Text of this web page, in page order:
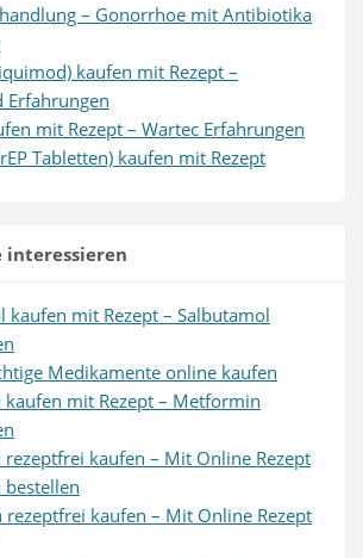
– Gonorrhoe mit Antibiotika
kaufen mit Rezept –
mit Rezept – Wartec Erfahrungen
Tabletten) kaufen mit Rezept
interessieren
kaufen mit Rezept – Salbutamol
Medikamente online kaufen
mit Rezept – Metformin
kaufen – Mit Online Rezept
kaufen – Mit Online Rezept